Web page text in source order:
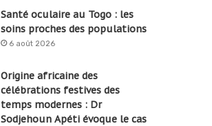
Santé oculaire au Togo : les
soins proches des populations
6 août 2026
Origine africaine des
célébrations festives des
temps modernes : Dr
Sodjehoun Apéti évoque le cas